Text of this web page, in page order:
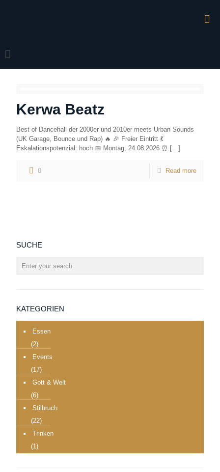
Kerwa Beatz
Best of Dancehall der 2000er und 2010er meets Urban Sounds
(UK Garage, Bounce und Rap) 🔥 🎉 Freier Eintritt 💃
Eskalationspotenzial: hoch 📅 Montag, 24.08.2026 ⏰ […]
0 Read more
SUCHE
KATEGORIEN
Essen
(2)
Events
(17)
Gott & Welt
(6)
Stilbruch
(22)
Trinken
(1)